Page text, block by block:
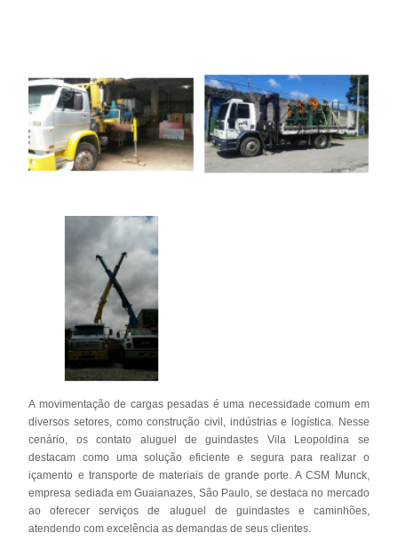
A movimentação de cargas pesadas é uma necessidade comum em
diversos setores, como construção civil, indústrias e logística. Nesse
cenário, os contato aluguel de guindastes Vila Leopoldina se
destacam como uma solução eficiente e segura para realizar o
içamento e transporte de materiais de grande porte. A CSM Munck,
empresa sediada em Guaianazes, São Paulo, se destaca no mercado
ao oferecer serviços de aluguel de guindastes e caminhões,
atendendo com excelência as demandas de seus clientes.